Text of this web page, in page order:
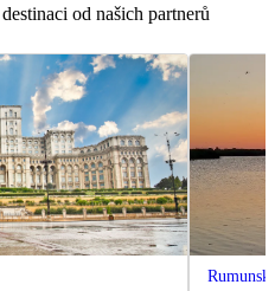
od našich partnerů